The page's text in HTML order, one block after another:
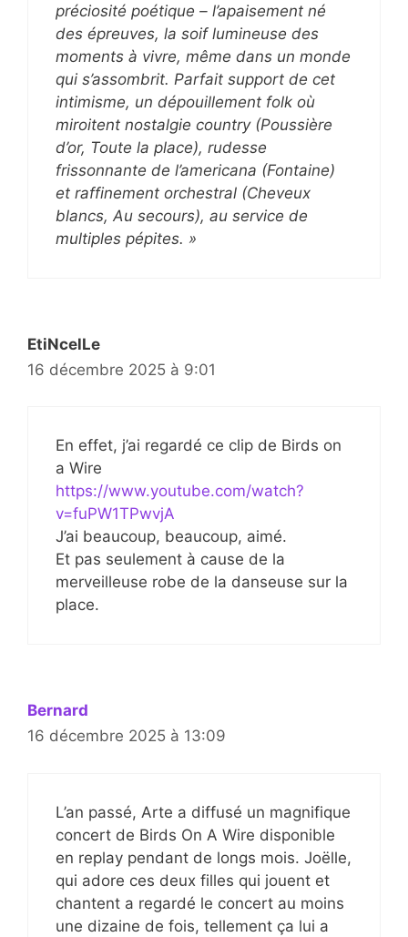
préciosité poétique – l’apaisement né
des épreuves, la soif lumineuse des
moments à vivre, même dans un monde
qui s’assombrit. Parfait support de cet
intimisme, un dépouillement folk où
miroitent nostalgie country (Poussière
d’or, Toute la place), rudesse
frissonnante de l’americana (Fontaine)
et raffinement orchestral (Cheveux
blancs, Au secours), au service de
multiples pépites. »
EtiNcelLe
16 décembre 2025 à 9:01
En effet, j’ai regardé ce clip de Birds on
a Wire
https://www.youtube.com/watch?
v=fuPW1TPwvjA
J’ai beaucoup, beaucoup, aimé.
Et pas seulement à cause de la
merveilleuse robe de la danseuse sur la
place.
Bernard
16 décembre 2025 à 13:09
L’an passé, Arte a diffusé un magnifique
concert de Birds On A Wire disponible
en replay pendant de longs mois. Joëlle,
qui adore ces deux filles qui jouent et
chantent a regardé le concert au moins
une dizaine de fois, tellement ça lui a